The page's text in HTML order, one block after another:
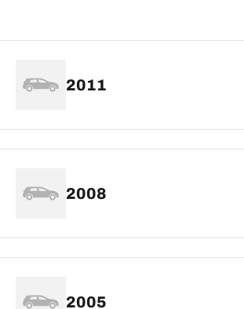
2011
2008
2005